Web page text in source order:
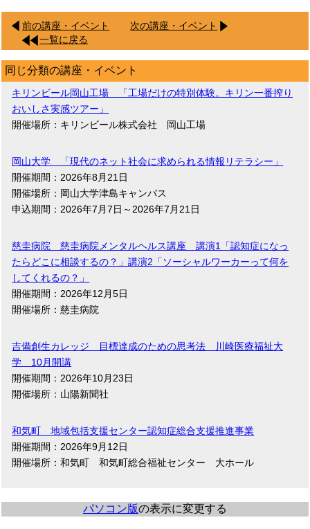
前の講座・イベント
次の講座・イベント
一覧に戻る
同じ分類の講座・イベント
キリンビール岡山工場 「工場だけの特別体験。キリン一番搾り
おいしさ実感ツアー」
開催場所：キリンビール株式会社 岡山工場
岡山大学 「現代のネット社会に求められる情報リテラシー」
開催期間：2026年8月21日
開催場所：岡山大学津島キャンパス
申込期間：2026年7月7日～2026年7月21日
慈圭病院 慈圭病院メンタルヘルス講座 講演1「認知症になっ
たらどこに相談するの？」講演2「ソーシャルワーカーって何を
してくれるの？」
開催期間：2026年12月5日
開催場所：慈圭病院
吉備創生カレッジ 目標達成のための思考法 川崎医療福祉大
学 10月開講
開催期間：2026年10月23日
開催場所：山陽新聞社
和気町 地域包括支援センター認知症総合支援推進事業
開催期間：2026年9月12日
開催場所：和気町 和気町総合福祉センター 大ホール
パソコン版の表示に変更する